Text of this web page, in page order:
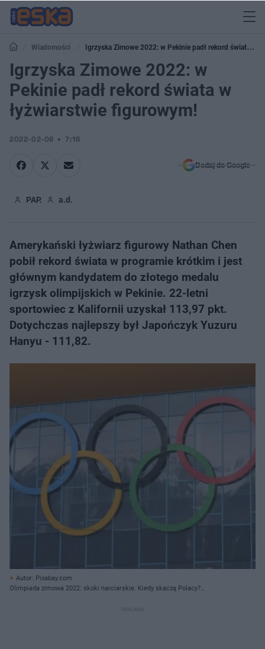
Wiadomości
Igrzyska Zimowe 2022: w Pekinie padł rekord świata w
łyżwiarstwie figurowym!
Igrzyska Zimowe 2022: w
Pekinie padł rekord świata w
łyżwiarstwie figurowym!
2022-02-08 7:16
Dodaj do Google
PAP. a.d.
Amerykański łyżwiarz figurowy Nathan Chen
pobił rekord świata w programie krótkim i jest
głównym kandydatem do złotego medalu
igrzysk olimpijskich w Pekinie. 22-letni
sportowiec z Kalifornii uzyskał 113,97 pkt.
Dotychczas najlepszy był Japończyk Yuzuru
Hanyu - 111,82.
Autor: Pixabay.com
Olimpiada zimowa 2022: skoki narciarskie. Kiedy skaczą Polacy?